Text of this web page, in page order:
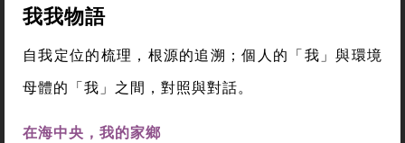
我我物語
自我定位的梳理，根源的追溯；個人的「我」與環境
母體的「我」之間，對照與對話。
在海中央，我的家鄉